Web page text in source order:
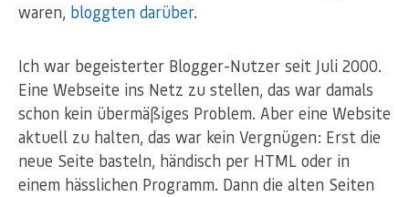
waren, bloggten darüber.
Ich war begeisterter Blogger-Nutzer seit Juli 2000.
Eine Webseite ins Netz zu stellen, das war damals
schon kein übermäßiges Problem. Aber eine Website
aktuell zu halten, das war kein Vergnügen: Erst die
neue Seite basteln, händisch per HTML oder in
einem hässlichen Programm. Dann die alten Seiten